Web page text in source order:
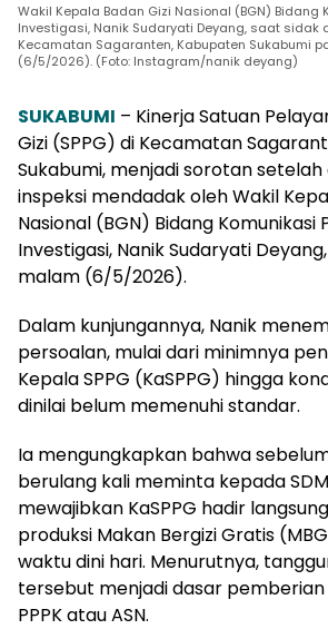
Wakil Kepala Badan Gizi Nasional (BGN) Bidang
Investigasi, Nanik Sudaryati Deyang, saat sidak
Kecamatan Sagaranten, Kabupaten Sukabumi
(6/5/2026). (Foto: Instagram/nanik deyang)
SUKABUMI – Kinerja Satuan
Gizi (SPPG) di Kecamatan
Sukabumi, menjadi sorotan setelah
inspeksi mendadak oleh Wakil
Nasional (BGN) Bidang Komunikasi
Investigasi, Nanik Sudaryati
malam (6/5/2026).
Dalam kunjungannya, Nanik
persoalan, mulai dari minimnya
Kepala SPPG (KaSPPG) hingga
dinilai belum memenuhi standar.
Ia mengungkapkan bahwa
berulang kali meminta kepada
mewajibkan KaSPPG hadir
produksi Makan Bergizi Gratis
waktu dini hari. Menurutnya,
tersebut menjadi dasar
PPPK atau ASN.